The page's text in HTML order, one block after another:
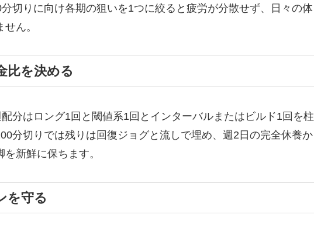
切りに向け各期の狙いを1つに絞ると疲労が分散せず、日々の体
ん。
比を決める
分はロング1回と閾値系1回とインターバルまたはビルド1回を柱
分切りでは残りは回復ジョグと流しで埋め、週2日の完全休養か
新鮮に保ちます。
を守る